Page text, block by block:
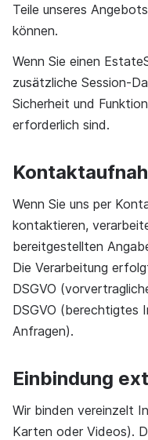
Teile unseres
können.
Wenn Sie einen
zusätzliche Session-
Sicherheit und
erforderlich sind.
Wenn Sie uns per
kontaktieren,
bereitgestellten
Die Verarbeitung
DSGVO
DSGVO (berechtigtes
Anfragen).
Einbindung
Wir binden vereinzelt
Karten oder Videos).